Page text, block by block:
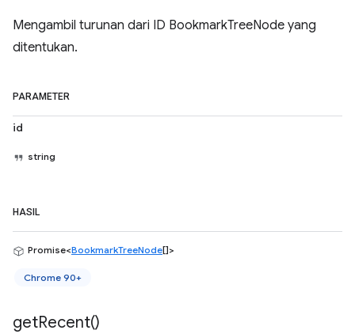
Mengambil turunan dari ID BookmarkTreeNode yang
ditentukan.
PARAMETER
id
string
HASIL
Promise<BookmarkTreeNode[]>
Chrome 90+
getRecent()